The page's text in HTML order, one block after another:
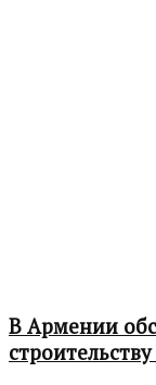
В Армении